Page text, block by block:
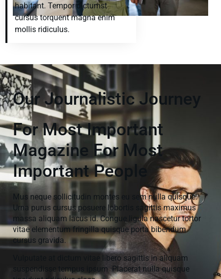
habitant. Tempor dictumst
cursus torquent magna enim
mollis ridiculus.
Our Journalistic Journey
For Most Important
Magazine For Most
Important People
Mus neque sollicitudin montes eu sem nulla quisque.
Urna purus cursus posuere lobortis sagittis maximus
massa aliquam lacus id. Congue ligula nascetur tortor
vitae elementum fringilla quisque porta bibendum
cursus gravida.
Vulputate at dictum vitae libero sagittis in aliquam
suspendisse tempus ipsum. Placerat nulla quisque